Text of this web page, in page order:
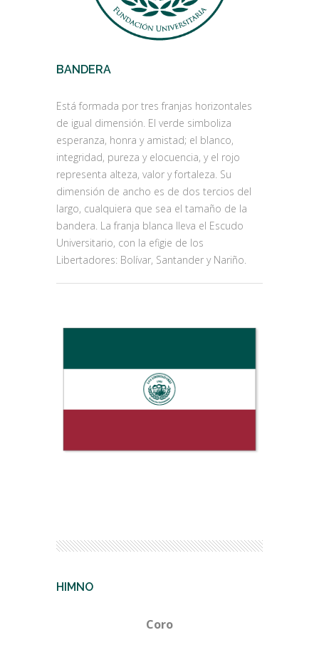
BANDERA
Está formada por tres franjas horizontales
de igual dimensión. El verde simboliza
esperanza, honra y amistad; el blanco,
integridad, pureza y elocuencia, y el rojo
representa alteza, valor y fortaleza. Su
dimensión de ancho es de dos tercios del
largo, cualquiera que sea el tamaño de la
bandera. La franja blanca lleva el Escudo
Universitario, con la efigie de los
Libertadores: Bolívar, Santander y Nariño.
HIMNO
Coro